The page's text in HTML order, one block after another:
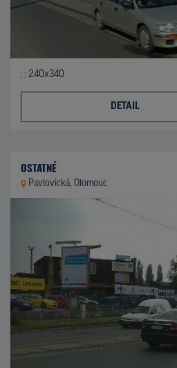
240x340
DETAIL
OSTATNÉ
Pavlovická, Olomouc